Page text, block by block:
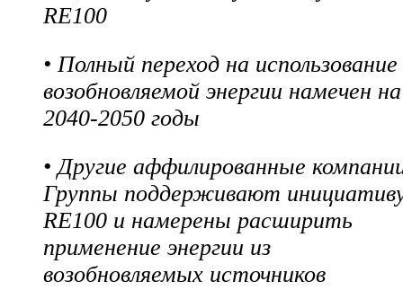
RE100
• Полный переход на использование
возобновляемой энергии намечен на
2040-2050 годы
• Другие аффилированные
Группы поддерживают
RE100 и намерены расширить
применение энергии из
возобновляемых источников